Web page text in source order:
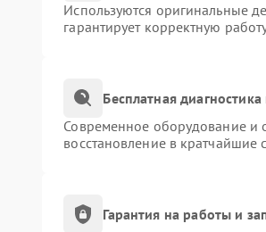
Используются оригинальные
гарантирует корректную
Бесплатная
Современное оборудование и
восстановление в кратчайшие
Гарантия на работы и